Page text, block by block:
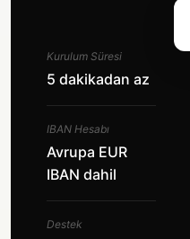
Kurulum Süresi
5 dakikadan az
IBAN Hesabı
Avrupa EUR
IBAN dahil
Destek